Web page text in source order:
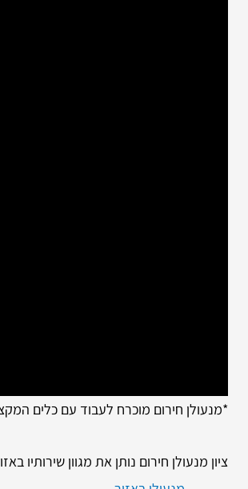
*מנעולן חירום מוכרח לעבוד עם כלים
ציון מנעולן חירום נותן את מגוון שירותיו